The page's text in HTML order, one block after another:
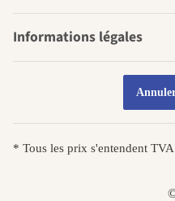
Informations légales
* Tous les prix s'entendent